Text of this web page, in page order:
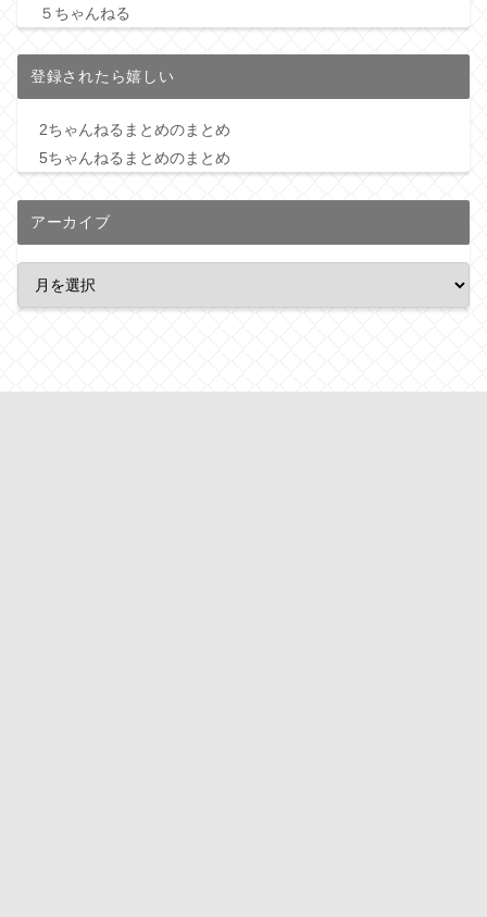
５ちゃんねる
登録されたら嬉しい
2ちゃんねるまとめのまとめ
5ちゃんねるまとめのまとめ
アーカイブ